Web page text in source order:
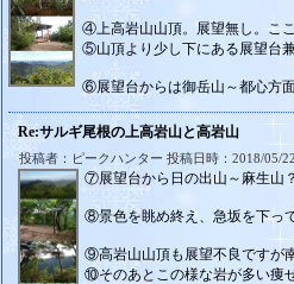
④上高岩山山頂。展望無し。こ
⑤山頂より少し下にある展望台兼
⑥展望台からは御岳山～都心方
Re:サルギ尾根の上高岩山と高岩山
投稿者：ピークハンター 投稿日時：2018/05/
⑦展望台から日の出山～麻生山
⑧景色を眺め終え、急坂を下っ
⑨高岩山山頂も展望不良ですが
⑩そのあとこの様な岩が多い痩